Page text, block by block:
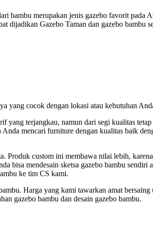
bambu merupakan jenis gazebo favorit pada
dijadikan Gazebo Taman dan gazebo bambu
yang cocok dengan lokasi atau kebutuhan
yang terjangkau, namun dari segi kualitas
mencari furniture dengan kualitas baik
Produk custom ini membawa nilai lebih,
bisa mendesain sketsa gazebo bambu sendiri
ke tim CS kami.
Harga yang kami tawarkan amat
gazebo bambu dan desain gazebo bambu.